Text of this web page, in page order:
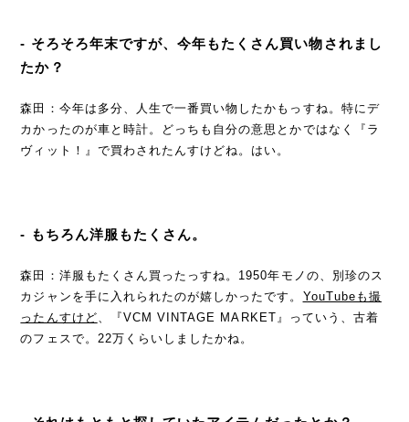
- そろそろ年末ですが、今年もたくさん買い物されまし
たか？
森田：今年は多分、人生で一番買い物したかもっすね。特にデ
カかったのが車と時計。どっちも自分の意思とかではなく『ラ
ヴィット！』で買わされたんすけどね。はい。
- もちろん洋服もたくさん。
森田：洋服もたくさん買ったっすね。1950年モノの、別珍のス
カジャンを手に入れられたのが嬉しかったです。 YouTubeも撮
ったんすけど、『VCM VINTAGE MARKET』っていう、古着
のフェスで。22万くらいしましたかね。